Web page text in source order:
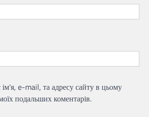
e-mail, та адресу сайту в цьому
подальших коментарів.